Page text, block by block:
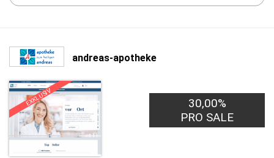
andreas-apotheke
EXKLUSIV
30,00%
PRO SALE